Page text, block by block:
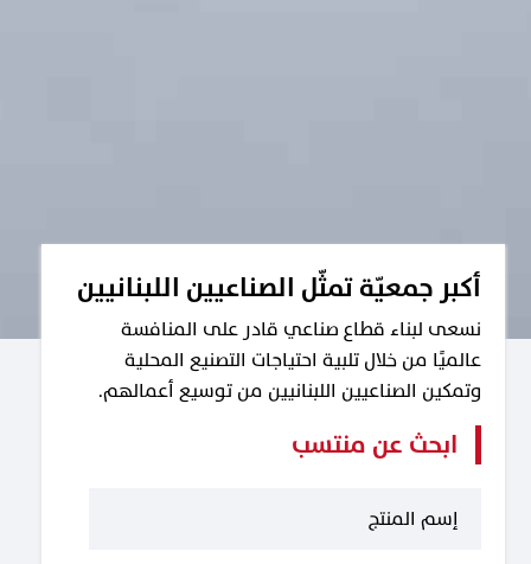
أكبر جمعيّة تمثّل الصناعيين اللبنانيين
نسعى لبناء قطاع صناعي قادر على المنافسة
عالميًا من خلال تلبية احتياجات التصنيع المحلية
وتمكين الصناعيين اللبنانيين من توسيع أعمالهم.
ابحث عن منتسب